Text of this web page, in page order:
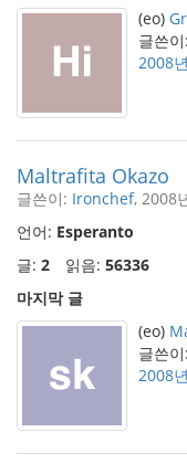
(eo)
글쓴이:
2008
Maltrafita Okazo
글쓴이: Ironchef, 2008
언어: Esperanto
글: 2 읽음: 56336
마지막 글
(eo)
글쓴이:
2008